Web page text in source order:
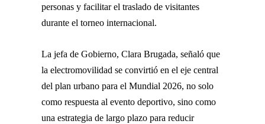
personas y facilitar el traslado de visitantes
durante el torneo internacional.
La jefa de Gobierno, Clara Brugada, señaló que
la electromovilidad se convirtió en el eje central
del plan urbano para el Mundial 2026, no solo
como respuesta al evento deportivo, sino como
una estrategia de largo plazo para reducir